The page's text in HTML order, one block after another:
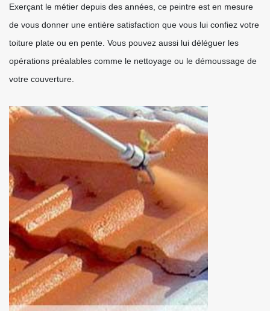
Exerçant le métier depuis des années, ce peintre est en mesure
de vous donner une entière satisfaction que vous lui confiez votre
toiture plate ou en pente. Vous pouvez aussi lui déléguer les
opérations préalables comme le nettoyage ou le démoussage de
votre couverture.